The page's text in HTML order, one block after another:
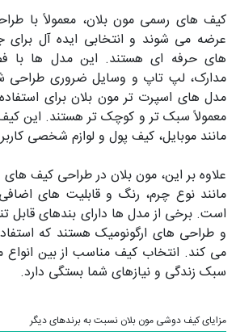
کیف های رسمی مون بلان، معمولاً با
عرضه می شوند و انتخابی ایده آل
های حرفه ای هستند. این مدل ها با
مدارک، لپ تاپ و وسایل ضروری طراحی
مدل های اسپرت تر مون بلان برای
معمولاً سبک تر و کوچک تر هستند. این
مانند موبایل، کیف پول و لوازم شخصی
علاوه بر این، مون بلان در طراحی کیف
مانند نوع چرم، رنگ و قابلیت های
است. برخی از مدل ها دارای بندهای
و طراحی های ارگونومیک هستند که
می کند. انتخاب کیف مناسب از بین انواع
سبک زندگی و نیازهای شما بستگی دارد.
مزایای کیف دوشی مون بلان نسبت به برندهای دیگر